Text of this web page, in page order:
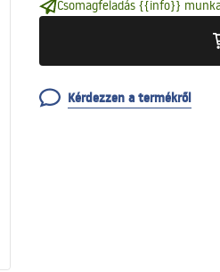
Csomagfeladás {{info}}
Kérdezzen a termékről